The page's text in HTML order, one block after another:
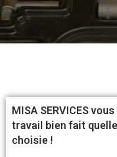
MISA SERVICES
travail bien fait
choisie !